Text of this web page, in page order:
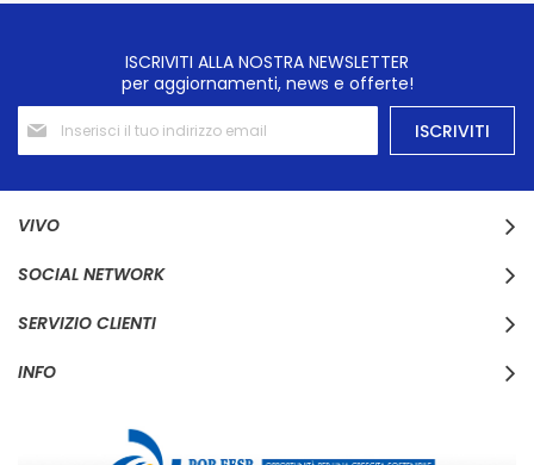
ISCRIVITI ALLA NOSTRA NEWSLETTER
per aggiornamenti, news e offerte!
Iscriviti
alla
nostra
ISCRIVITI
VIVO
SOCIAL NETWORK
SERVIZIO CLIENTI
INFO